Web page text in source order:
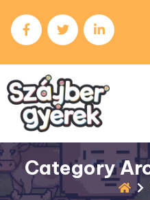
to
content
Category